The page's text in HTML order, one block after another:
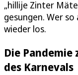
„hillije Zinter
gesungen. Wer
wieder los.
Die
des Karnevals